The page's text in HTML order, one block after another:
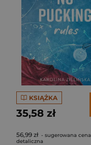
KSIĄŻKA
35,58 zł
56,99 zł - sugerowana cena
detaliczna